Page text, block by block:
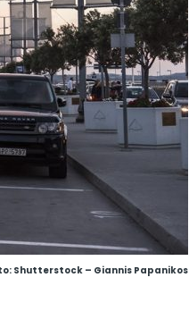
Shutterstock – Giannis Papanikos